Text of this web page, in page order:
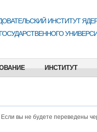
ИНСТИТУТ
ИНСТИТУТ
Если вы не будете переведены